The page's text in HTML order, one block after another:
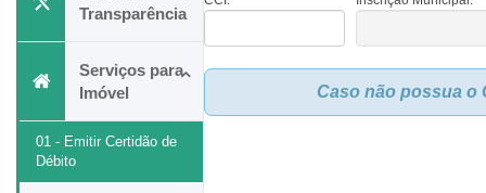
Transparência
Serviços para
Imóvel
01 - Emitir Certidão de
Débito
Caso não possua o